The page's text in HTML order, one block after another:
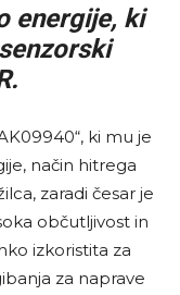
energije, ki
ki mu je
način hitrega
zaradi česar je
občutljivost in
izkoristita za
za naprave